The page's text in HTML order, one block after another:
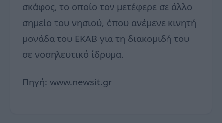
σκάφος, το οποίο τον μετέφερε σε άλλο
σημείο του νησιού, όπου ανέμενε κινητή
μονάδα του ΕΚΑΒ για τη διακομιδή του
σε νοσηλευτικό ίδρυμα.
Πηγή: www.newsit.gr